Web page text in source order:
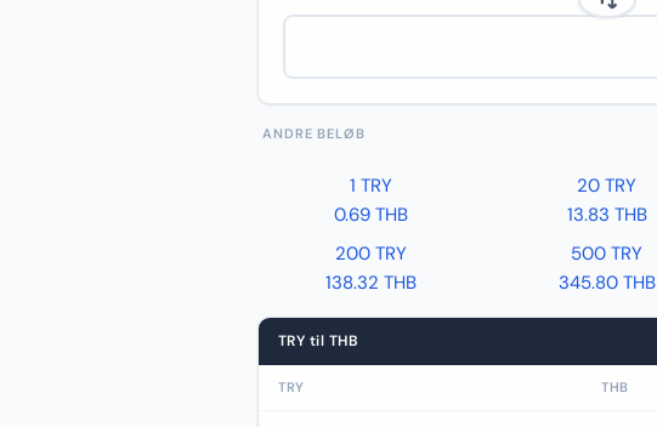
ANDRE BELØB
1 TRY
0.69 THB
20 TRY
13.83 THB
200 TRY
138.32 THB
500 TRY
345.80 THB
TRY til THB
TRY THB